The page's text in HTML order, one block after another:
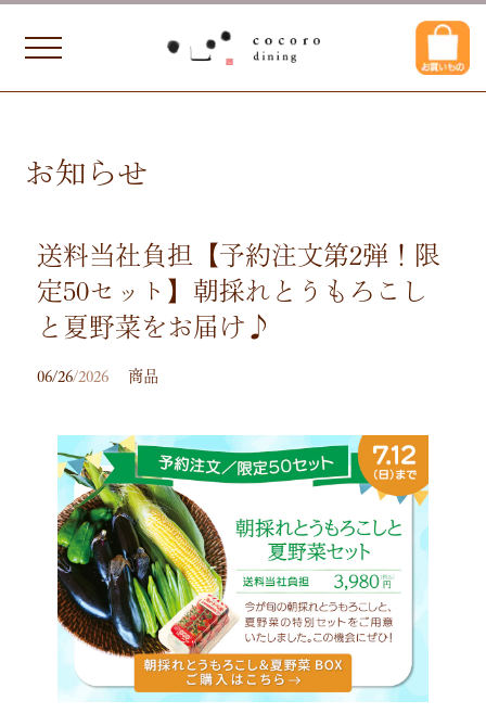
お知らせ
送料当社負担【予約注文第2弾！限
定50セット】朝採れとうもろこし
と夏野菜をお届け♪
06/26/2026 商品